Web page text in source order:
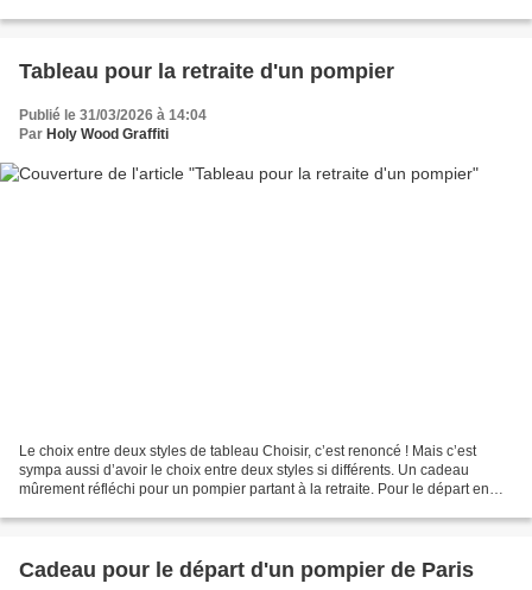
Tableau pour la retraite d'un pompier
Publié le 31/03/2026 à 14:04
Par Holy Wood Graffiti
Le choix entre deux styles de tableau Choisir, c’est renoncé ! Mais c’est
sympa aussi d’avoir le choix entre deux styles si différents. Un cadeau
mûrement réfléchi pour un pompier partant à la retraite. Pour le départ en
Cadeau pour le départ d'un pompier de Paris